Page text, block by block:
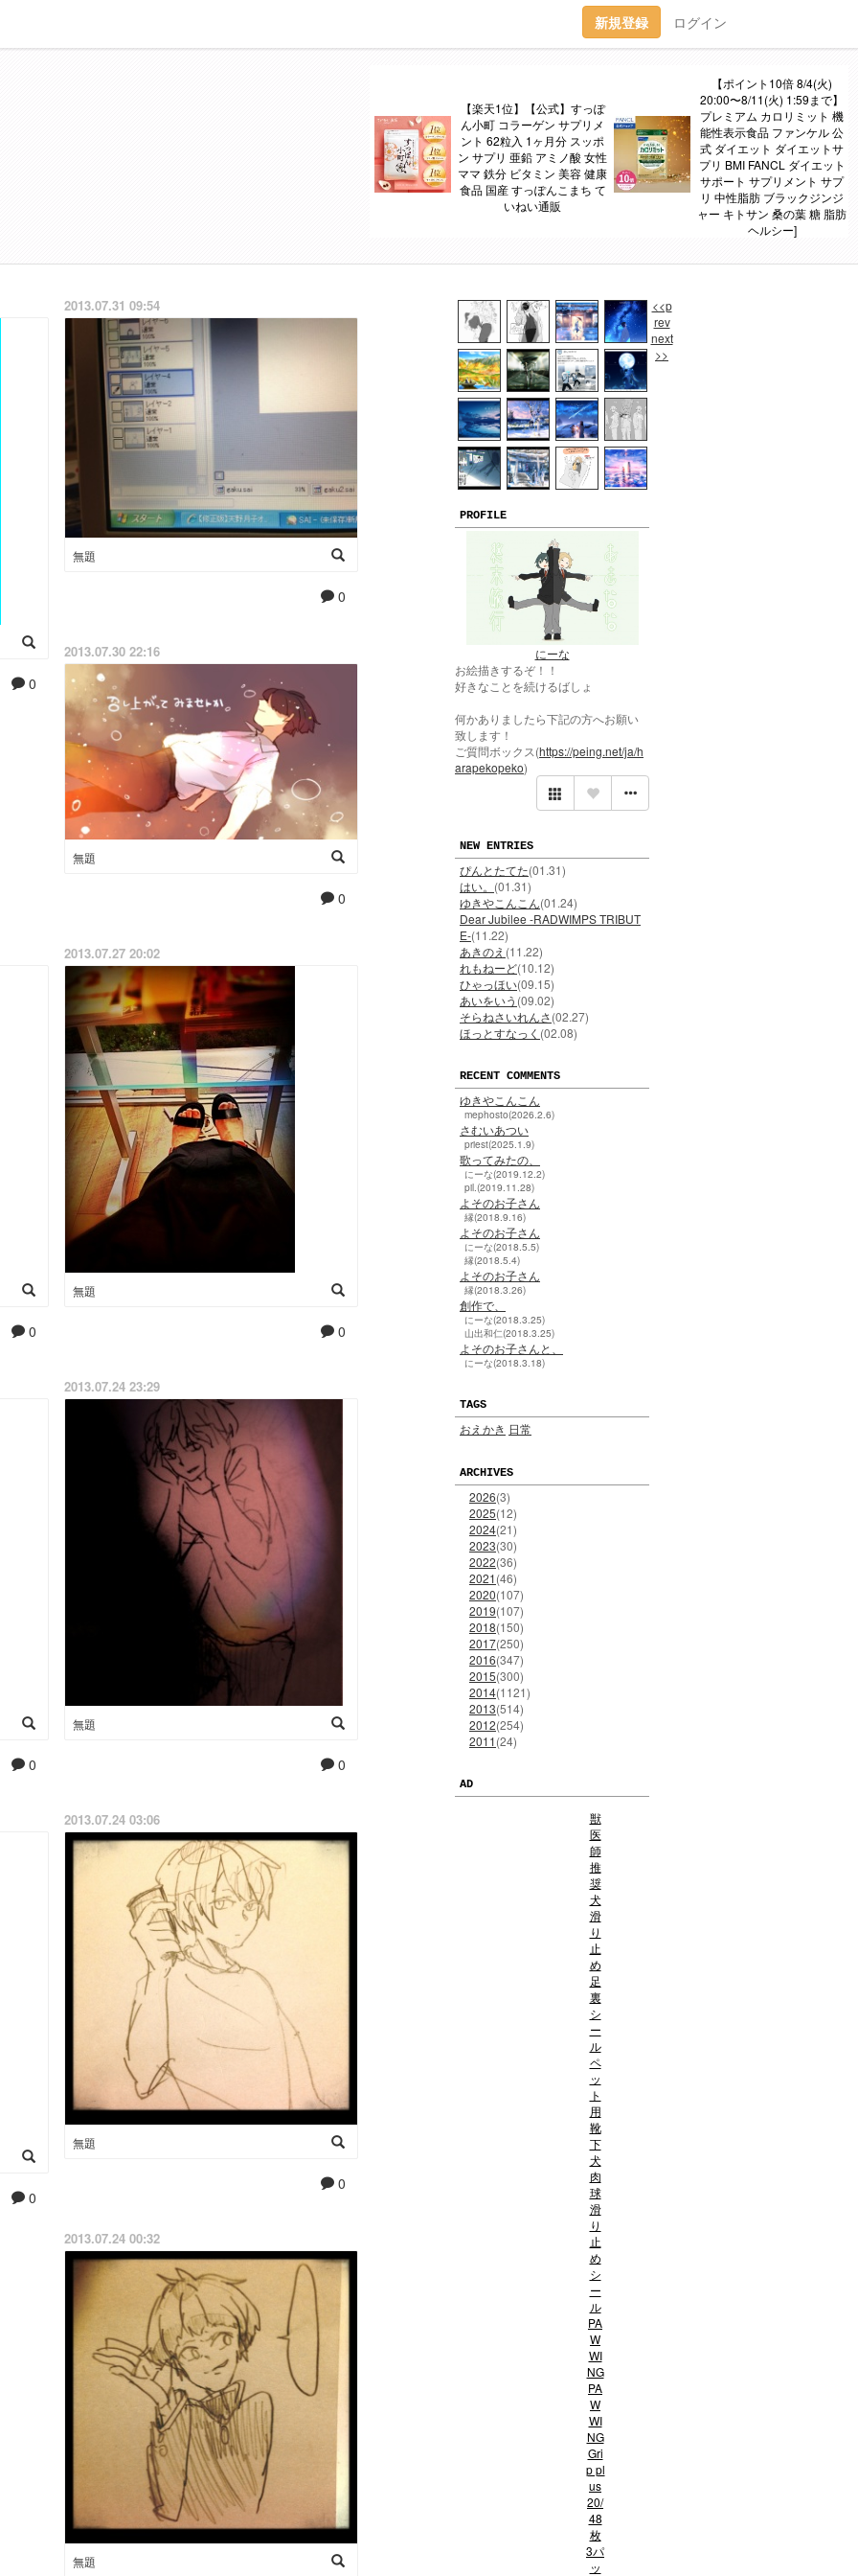
新規登録 ログイン
【楽天1位】【公式】すっぽ
ん小町 コラーゲン サプリメ
ント 62粒入 1ヶ月分 スッポ
ン サプリ 亜鉛 アミノ酸 女性
ママ 鉄分 ビタミン 美容 健康
食品 国産 すっぽんこまち て
いねい通販
【ポイント10倍 8/4(火)
20:00〜8/11(火) 1:59まで】
プレミアム カロリミット 機
能性表示食品 ファンケル 公
式 ダイエット ダイエットサ
プリ BMI FANCL ダイエット
サポート サプリメント サプ
リ 中性脂肪 ブラックジンジ
ャー キトサン 桑の葉 糖 脂肪
ヘルシー]
<<p
rev
next
>>
PROFILE
にーな
お絵描きするぞ！！
好きなことを続けるばしょ
何かありましたら下記の方へお願い
致します！
ご質問ボックス(https://peing.net/ja/h
arapekopeko)
NEW ENTRIES
ぴんとたてた(01.31)
はい。 (01.31)
ゆきやこんこん(01.24)
Dear Jubilee -RADWIMPS TRIBUT
E-(11.22)
あきのえ (11.22)
れもねーど(10.12)
ひゃっほい(09.15)
あいをいう (09.02)
そらねさいれんさ(02.27)
ほっとすなっく (02.08)
RECENT COMMENTS
ゆきやこんこん
mephosto(2026.2.6)
さむいあつい
priest(2025.1.9)
歌ってみたの、
にーな(2019.12.2)
pil.(2019.11.28)
よそのお子さん
縁(2018.9.16)
よそのお子さん
にーな(2018.5.5)
縁(2018.5.4)
よそのお子さん
縁(2018.3.26)
創作で、
にーな(2018.3.25)
山出和仁(2018.3.25)
よそのお子さんと、
にーな(2018.3.18)
TAGS
おえかき 日常
ARCHIVES
2026(3)
2025(12)
2024(21)
2023(30)
2022(36)
2021(46)
2020(107)
2019(107)
2018(150)
2017(250)
2016(347)
2015(300)
2014(1121)
2013(514)
2012(254)
2011(24)
AD
獣
医
師
推
奨
犬
滑
り
止
め
足
裏
シ
ー
ル
ペ
ッ
ト
用
靴
下
犬
肉
球
滑
り
止
め
シ
ー
ル
PA
W
WI
NG
PA
W
WI
NG
Gri
p pl
us
20/
48
枚
3パ
ッ
0
2013.07.31 09:54
無題
0
2013.07.30 22:16
無題
0
0
2013.07.27 20:02
無題
0
0
2013.07.24 23:29
無題
0
0
2013.07.24 03:06
無題
0
2013.07.24 00:32
無題